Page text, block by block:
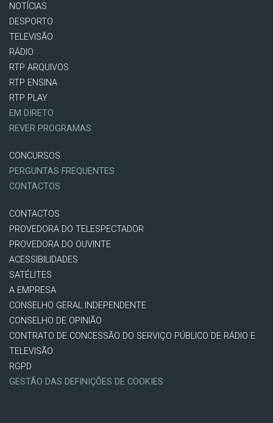
NOTÍCIAS
DESPORTO
TELEVISÃO
RÁDIO
RTP ARQUIVOS
RTP ENSINA
RTP PLAY
EM DIRETO
REVER PROGRAMAS
CONCURSOS
PERGUNTAS FREQUENTES
CONTACTOS
CONTACTOS
PROVEDORA DO TELESPECTADOR
PROVEDORA DO OUVINTE
ACESSIBILIDADES
SATÉLITES
A EMPRESA
CONSELHO GERAL INDEPENDENTE
CONSELHO DE OPINIÃO
CONTRATO DE CONCESSÃO DO SERVIÇO PÚBLICO DE RÁDIO E
TELEVISÃO
RGPD
GESTÃO DAS DEFINIÇÕES DE COOKIES